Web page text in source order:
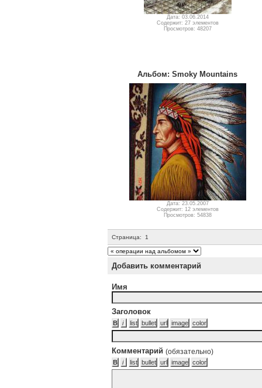
Дата: 03.06.2014
Содержит: 27 элементов
Просмотров: 48207
Альбом: Smoky Mountains
Дата: 23.05.2007
Содержит: 12 элементов
Просмотров: 54838
Страница: 1
Добавить комментарий
Имя
Заголовок
Комментарий (обязательно)